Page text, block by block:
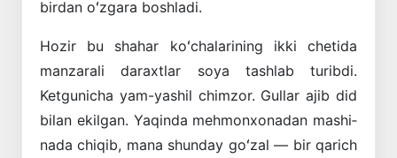
birdan oʻzgara boshladi.
Hozir bu shahar koʻchalarining ikki chetida
manzarali daraxtlar soya tashlab turibdi.
Ketgunicha yam-yashil chimzor. Gullar ajib did
bilan ekilgan. Yaqinda mehmonxonadan mashi­
nada chiqib, mana shunday goʻzal — bir qarich